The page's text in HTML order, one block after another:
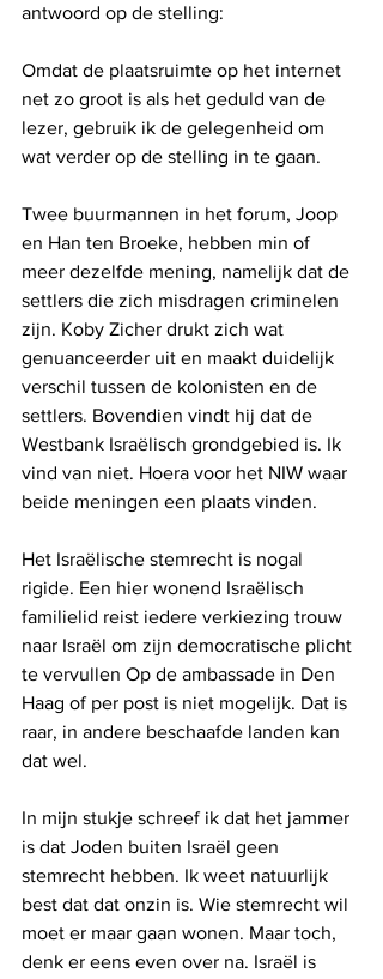
antwoord op de stelling:
Omdat de plaatsruimte op het internet
net zo groot is als het geduld van de
lezer, gebruik ik de gelegenheid om
wat verder op de stelling in te gaan.
Twee buurmannen in het forum, Joop
en Han ten Broeke, hebben min of
meer dezelfde mening, namelijk dat de
settlers die zich misdragen criminelen
zijn. Koby Zicher drukt zich wat
genuanceerder uit en maakt duidelijk
verschil tussen de kolonisten en de
settlers. Bovendien vindt hij dat de
Westbank Israëlisch grondgebied is. Ik
vind van niet. Hoera voor het NIW waar
beide meningen een plaats vinden.
Het Israëlische stemrecht is nogal
rigide. Een hier wonend Israëlisch
familielid reist iedere verkiezing trouw
naar Israël om zijn democratische plicht
te vervullen Op de ambassade in Den
Haag of per post is niet mogelijk. Dat is
raar, in andere beschaafde landen kan
dat wel.
In mijn stukje schreef ik dat het jammer
is dat Joden buiten Israël geen
stemrecht hebben. Ik weet natuurlijk
best dat dat onzin is. Wie stemrecht wil
moet er maar gaan wonen. Maar toch,
denk er eens even over na. Israël is